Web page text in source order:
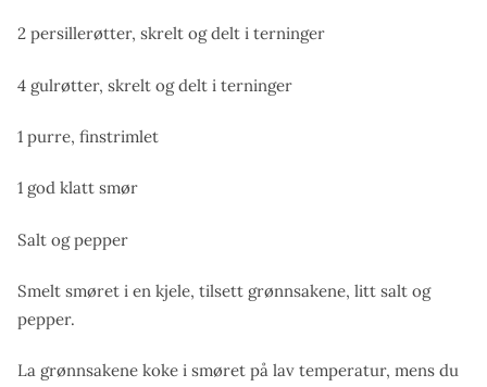
2 persillerøtter, skrelt og delt i terninger
4 gulrøtter, skrelt og delt i terninger
1 purre, finstrimlet
1 god klatt smør
Salt og pepper
Smelt smøret i en kjele, tilsett grønnsakene, litt salt og
pepper.
La grønnsakene koke i smøret på lav temperatur, mens du